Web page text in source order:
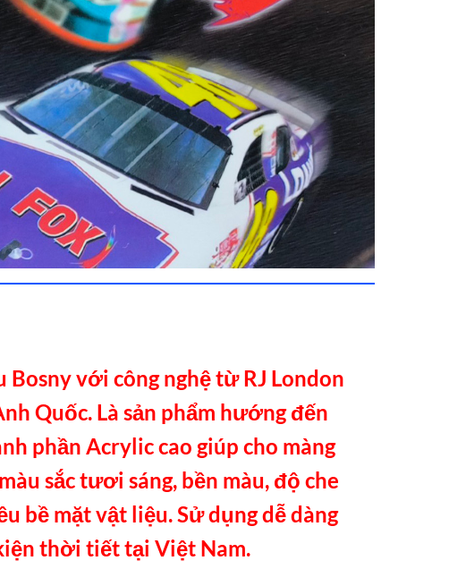
với công nghệ từ RJ London
Quốc. Là sản phẩm hướng đến
phần Acrylic cao giúp cho màng
sắc tươi sáng, bền màu, độ che
bề mặt vật liệu. Sử dụng dễ dàng
thời tiết tại Việt Nam.